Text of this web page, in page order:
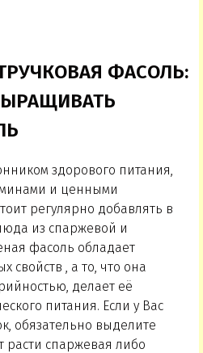
ФАСОЛЬ:
здорового питания,
и ценными
регулярно добавлять в
из спаржевой и
фасоль обладает
свойств , а то, что она
делает её
питания. Если у Вас
обязательно выделите
расти спаржевая либо